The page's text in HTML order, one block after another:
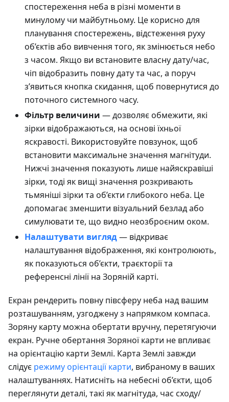
спостереження неба в різні моменти в
минулому чи майбутньому. Це корисно для
планування спостережень, відстеження руху
об’єктів або вивчення того, як змінюється небо
з часом. Якщо ви встановите власну дату/час,
чіп відобразить повну дату та час, а поруч
з’явиться кнопка скидання, щоб повернутися до
поточного системного часу.
Фільтр величини — дозволяє обмежити, які
зірки відображаються, на основі їхньої
яскравості. Використовуйте повзунок, щоб
встановити максимальне значення магнітуди.
Нижчі значення показують лише найяскравіші
зірки, тоді як вищі значення розкривають
тьмяніші зірки та об’єкти глибокого неба. Це
допомагає зменшити візуальний безлад або
симулювати те, що видно неозброєним оком.
Налаштувати вигляд— відкриває
налаштування відображення, які контролюють,
як показуються об’єкти, траєкторії та
референсні лінії на Зоряній карті.
Екран рендерить повну півсферу неба над вашим
розташуванням, узгоджену з напрямком компаса.
Зоряну карту можна обертати вручну, перетягуючи
екран. Ручне обертання Зоряної карти не впливає
на орієнтацію карти Землі. Карта Землі завжди
слідує режиму орієнтації карти, вибраному в ваших
налаштуваннях. Натисніть на небесні об’єкти, щоб
переглянути деталі, такі як магнітуда, час сходу/